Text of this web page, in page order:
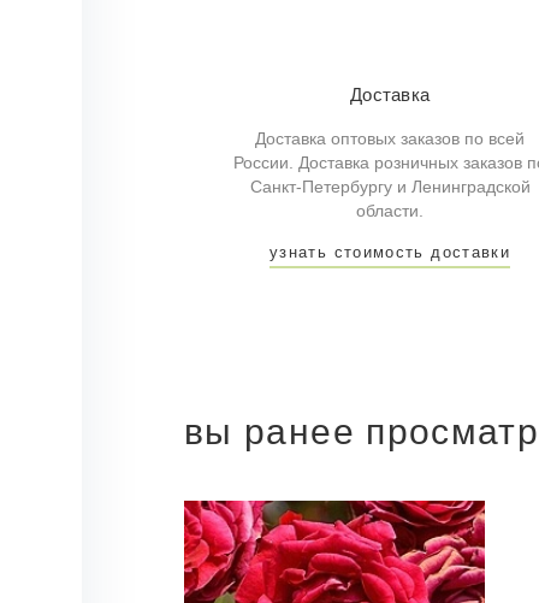
Доставка
Доставка оптовых заказов по всей
России. Доставка розничных заказов
Санкт-Петербургу и Ленинградской
области.
узнать стоимость доставки
вы ранее